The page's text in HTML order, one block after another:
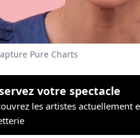
Pure Charts
votre spectacle
les artistes actuellement